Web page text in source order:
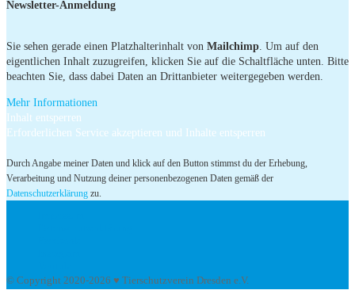
Newsletter-Anmeldung
Sie sehen gerade einen Platzhalterinhalt von Mailchimp . Um auf den
eigentlichen Inhalt zuzugreifen, klicken Sie auf die Schaltfläche unten. Bitte
beachten Sie, dass dabei Daten an Drittanbieter weitergegeben werden.
Mehr Informationen
Inhalt entsperren
Erforderlichen Service akzeptieren und Inhalte entsperren
Durch Angabe meiner Daten und klick auf den Button stimmst du der Erhebung,
Verarbeitung und Nutzung deiner personenbezogenen Daten gemäß der
Datenschutzerklärung zu.
© Copyright 2020-2026 ♥ Tierschutzverein Dresden e.V.